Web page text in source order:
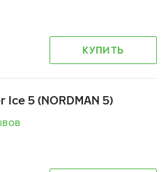
КУПИТЬ
5 (NORDMAN 5)